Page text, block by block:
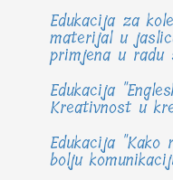
Edukacija za
materijal u
primjena u radu
Edukacija
Kreativnost u
Edukacija
bolju